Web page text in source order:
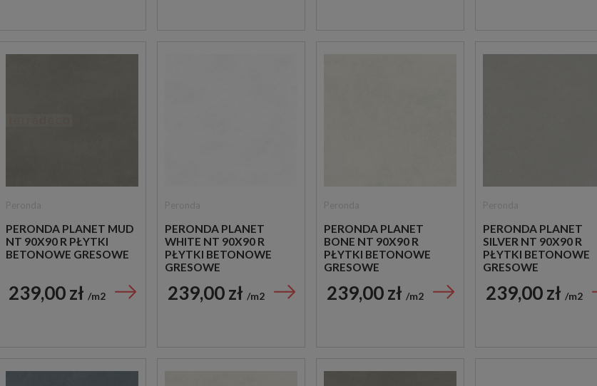
PERONDA PLANET MUD
NT 90X90 R PŁYTKI
BETONOWE GRESOWE
239,00 zł m2
PERONDA PLANET
WHITE NT 90X90 R
PŁYTKI BETONOWE
GRESOWE
239,00 zł m2
PERONDA PLANET
BONE NT 90X90 R
PŁYTKI BETONOWE
GRESOWE
239,00 zł m2
PERONDA PLANET
SILVER NT 90X90 R
PŁYTKI BETONOWE
GRESOWE
239,00 zł m2